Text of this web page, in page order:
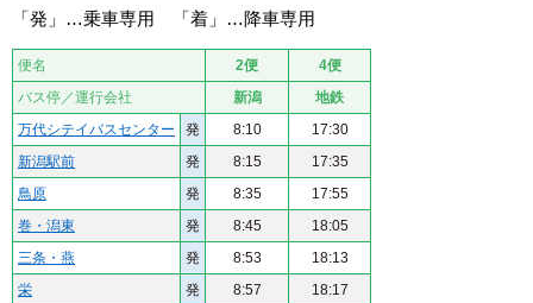
「発」…乗車専用 「着」…降車専用
便名
バス停／運行会社
万代シテイバスセンター
発
新潟駅前
発
鳥原
発
巻・潟東
発
三条・燕
発
栄
発
2便
4便
新潟
地鉄
8:10
17:30
8:15
17:35
8:35
17:55
8:45
18:05
8:53
18:13
8:57
18:17